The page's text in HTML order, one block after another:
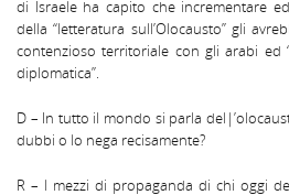
di Israele ha capito che incrementare
della “letteratura sull’Olocausto” gli
contenzioso territoriale con gli arabi ed
diplomatica”.
D – In tutto il mondo si parla
dubbi o lo nega recisamente?
R – l mezzi di propaganda di chi oggi